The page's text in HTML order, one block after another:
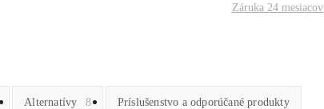
Záruka 24 mesiacov
Alternatívy 8 Príslušenstvo a odporúčané produkty